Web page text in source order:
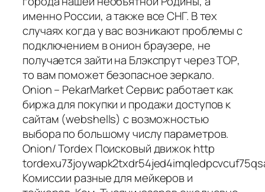
именно России, а также все СНГ. В тех
случаях когда у вас возникают проблемы с
подключением в онион браузере, не
получается зайти на Блэкспрут через ТОР,
то вам поможет безопасное зеркало.
Onion – PekarMarket Сервис работает как
биржа для покупки и продажи доступов к
сайтам (webshells) с возможностью
выбора по большому числу параметров.
Onion/ Tordex Поисковый движок http
Комиссии разные для мейкеров и